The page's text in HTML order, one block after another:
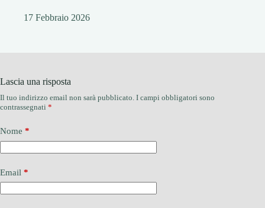
17 Febbraio 2026
Lascia una risposta
Il tuo indirizzo email non sarà pubblicato. I campi obbligatori sono
contrassegnati *
Nome *
Email *